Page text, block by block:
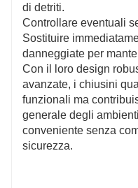
di detriti.
Controllare eventuali
Sostituire
danneggiate per
Con il loro design
avanzate, i chiusini
funzionali ma
generale degli
conveniente senza
sicurezza.